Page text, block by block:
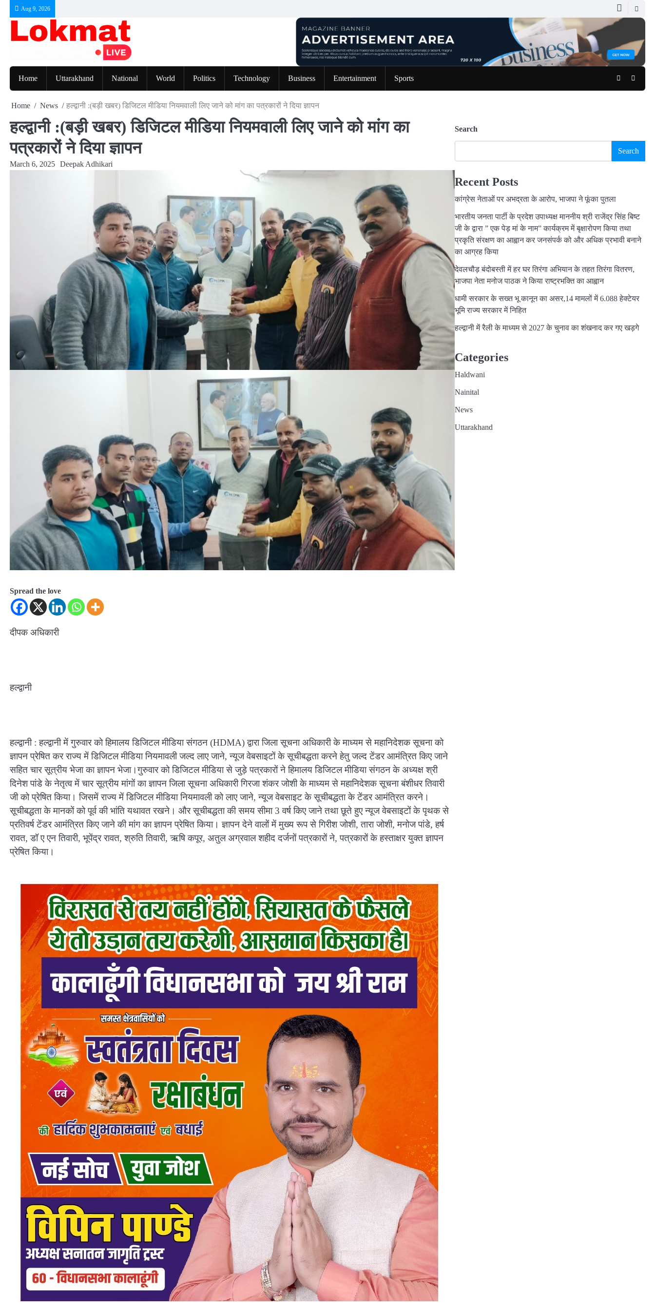
Aug 9, 2026
Home Uttarakhand National World Politics Technology Business Entertainment Sports Facebook
Home News हल्द्वानी :(बड़ी खबर) डिजिटल मीडिया नियमवाली लिए जाने को मांग का पत्रकारों ने दिया ज्ञापन
हल्द्वानी :(बड़ी खबर) डिजिटल मीडिया नियमवाली लिए जाने को मांग का
पत्रकारों ने दिया ज्ञापन
March 6, 2025 Deepak Adhikari
Spread the love
दीपक अधिकारी
हल्द्वानी
हल्द्वानी : हल्द्वानी में गुरुवार को हिमालय डिजिटल मीडिया संगठन (HDMA) द्वारा जिला सूचना अधिकारी के माध्यम से महानिदेशक सूचना को
ज्ञापन प्रेषित कर राज्य में डिजिटल मीडिया नियमावली जल्द लाए जाने, न्यूज वेबसाइटों के सूचीबद्धता करने हेतु जल्द टेंडर आमंत्रित किए जाने
सहित चार सूत्रीय भेजा का ज्ञापन भेजा।गुरुवार को डिजिटल मीडिया से जुड़े पत्रकारों ने हिमालय डिजिटल मीडिया संगठन के अध्यक्ष श्री
दिनेश पांडे के नेतृत्व में चार सूत्रीय मांगों का ज्ञापन जिला सूचना अधिकारी गिरजा शंकर जोशी के माध्यम से महानिदेशक सूचना बंशीधर तिवारी
जी को प्रेषित किया। जिसमें राज्य में डिजिटल मीडिया नियमावली को लाए जाने, न्यूज वेबसाइट के सूचीबद्धता के टेंडर आमंत्रित करने।
सूचीबद्धता के मानकों को पूर्व की भांति यथावत रखने। और सूचीबद्धता की समय सीमा 3 वर्ष किए जाने तथा छूते हुए न्यूज वेबसाइटों के पृथक से
प्रतिवर्ष टेंडर आमंत्रित किए जाने की मांग का ज्ञापन प्रेषित किया। ज्ञापन देने वालों में मुख्य रूप से गिरीश जोशी, तारा जोशी, मनोज पांडे, हर्ष
रावत, डॉ ए एन तिवारी, भूपेंद्र रावत, श्रुति तिवारी, ऋषि कपूर, अतुल अग्रवाल शहीद दर्जनों पत्रकारों ने, पत्रकारों के हस्ताक्षर युक्त ज्ञापन
प्रेषित किया।
Search
Search
Recent Posts
कांग्रेस नेताओं पर अभद्रता के आरोप, भाजपा ने फूंका पुतला
भारतीय जनता पार्टी के प्रदेश उपाध्यक्ष माननीय श्री राजेंद्र सिंह बिष्ट
जी के द्वारा ” एक पेड़ मां के नाम” कार्यक्रम में बृक्षारोपण किया तथा
प्रकृति संरक्षण का आह्वान कर जनसंपर्क को और अधिक प्रभावी बनाने
का आग्रह किया
देवलचौड़ बंदोबस्ती में हर घर तिरंगा अभियान के तहत तिरंगा वितरण,
भाजपा नेता मनोज पाठक ने किया राष्ट्रभक्ति का आह्वान
धामी सरकार के सख्त भू कानून का असर,14 मामलों में 6.088 हेक्टेयर
भूमि राज्य सरकार में निहित
हल्द्वानी में रैली के माध्यम से 2027 के चुनाव का शंखनाद कर गए खड़गे
Categories
Haldwani
Nainital
News
Uttarakhand